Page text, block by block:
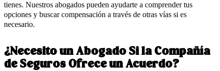
tienes. Nuestros abogados pueden ayudarte a comprender tus
opciones y buscar compensación a través de otras vías si es
necesario.
¿Necesito un Abogado Si la Compañía
de Seguros Ofrece un Acuerdo?